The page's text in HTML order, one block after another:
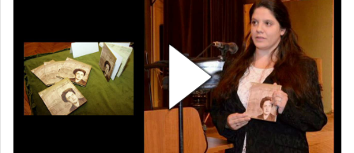
ELTE
EKL
SAVARIA
KÖNYVTÁR
ÉS